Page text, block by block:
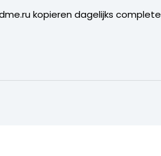
kopieren dagelijks complete